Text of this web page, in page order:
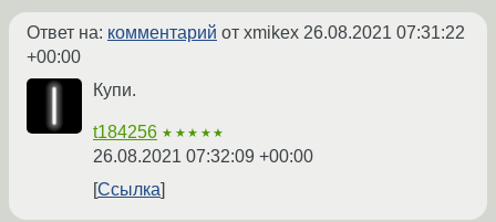
Ответ на: комментарий от xmikex 26.08.2021 07:31:22
+00:00
Купи.
t184256 ★★★★★
26.08.2021 07:32:09 +00:00
Ссылка